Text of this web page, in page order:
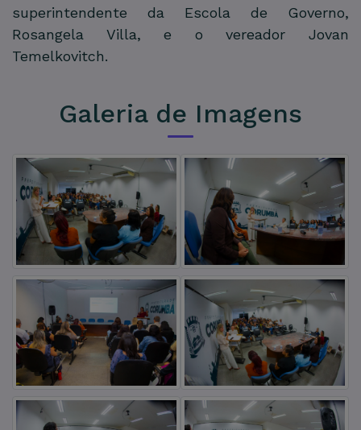
superintendente da Escola de Governo,
Rosangela Villa, e o vereador Jovan
Temelkovitch.
Galeria de Imagens